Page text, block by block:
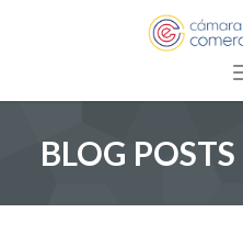
BLOG POSTS